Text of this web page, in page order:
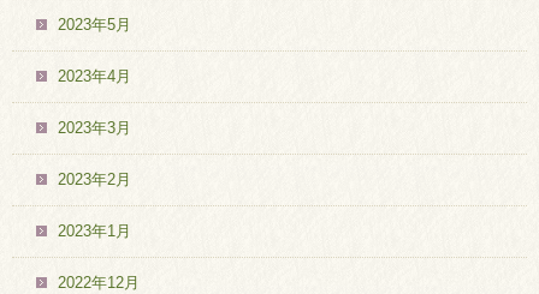
2023年5月
2023年4月
2023年3月
2023年2月
2023年1月
2022年12月